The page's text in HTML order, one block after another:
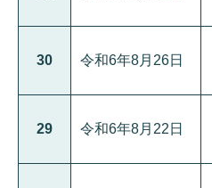
30 令和6年8月26日
29 令和6年8月22日